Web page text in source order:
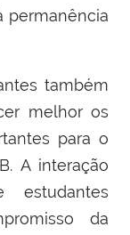
permanência
também
melhor os
para o
A interação
estudantes
da